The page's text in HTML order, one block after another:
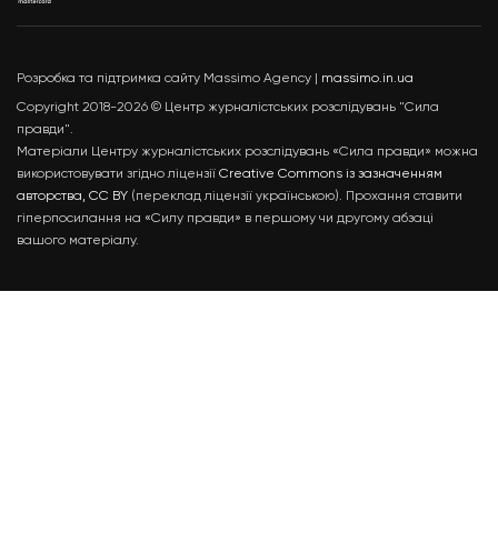
Розробка та підтримка сайту Massimo Agency | massimo.in.ua
Copyright 2018-2026 © Центр журналістських розслідувань "Сила
правди".
Матеріали Центру журналістських розслідувань «Сила правди» можна
використовувати згідно ліцензії Creative Commons із зазначенням
авторства, CC BY (переклад ліцензії українською). Прохання ставити
гіперпосилання на «Силу правди» в першому чи другому абзаці
вашого матеріалу.